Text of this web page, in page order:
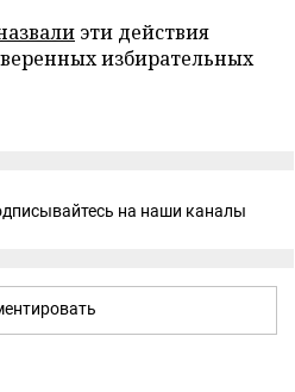
эти действия
избирательных
на наши каналы